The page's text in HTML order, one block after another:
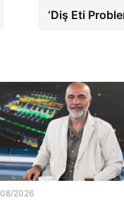
‘Diş Eti
2026